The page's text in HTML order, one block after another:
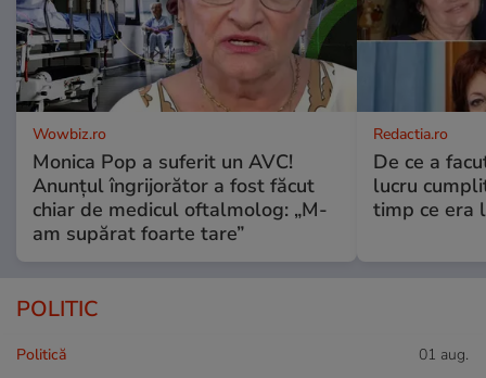
Wowbiz.ro
Monica Pop a suferit un AVC!
Anunțul îngrijorător a fost făcut
chiar de medicul oftalmolog: „M-
am supărat foarte tare”
Redactia.ro
De ce a
lucru
timp ce era
POLITIC
Politică 01 aug.